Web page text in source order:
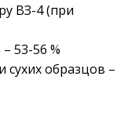
ВЗ-4 (при
53-56 %
сухих образцов –